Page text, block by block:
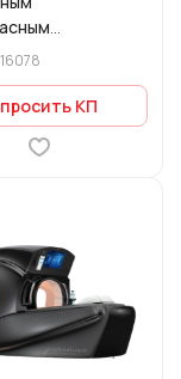
16078
КП